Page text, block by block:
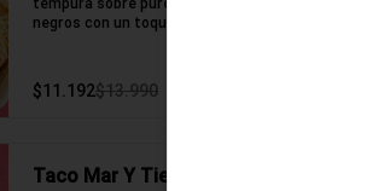
negros con un toque de mayo
$11.192$13.990
Taco Mar Y Tierra